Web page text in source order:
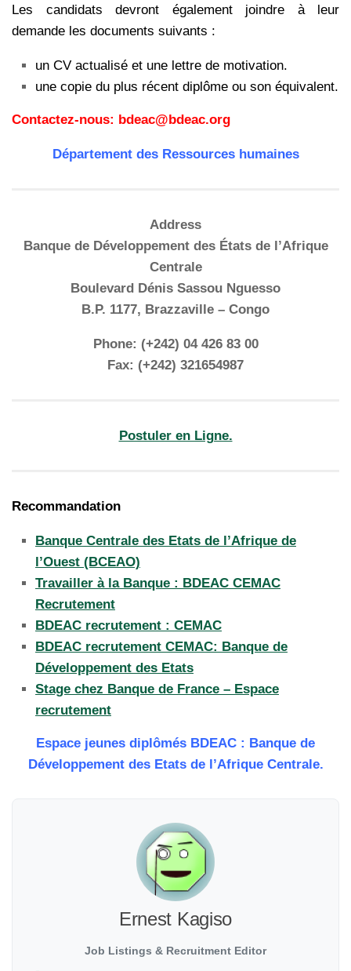
Les candidats devront également joindre à leur
demande les documents suivants :
un CV actualisé et une lettre de motivation.
une copie du plus récent diplôme ou son équivalent.
Contactez-nous: bdeac@bdeac.org
Département des Ressources humaines
Address
Banque de Développement des États de l’Afrique
Centrale
Boulevard Dénis Sassou Nguesso
B.P. 1177, Brazzaville – Congo
Phone: (+242) 04 426 83 00
Fax: (+242) 321654987
Postuler en Ligne.
Recommandation
Banque Centrale des Etats de l’Afrique de
l’Ouest (BCEAO)
Travailler à la Banque : BDEAC CEMAC
Recrutement
BDEAC recrutement : CEMAC
BDEAC recrutement CEMAC: Banque de
Développement des Etats
Stage chez Banque de France – Espace
recrutement
Espace jeunes diplômés BDEAC : Banque de
Développement des Etats de l’Afrique Centrale.
Ernest Kagiso
Job Listings & Recruitment Editor